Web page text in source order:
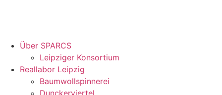
Über SPARCS
Leipziger Konsortium
Reallabor Leipzig
Baumwollspinnerei